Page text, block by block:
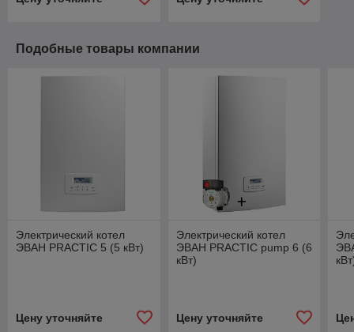
Подобные товары компании
Электрический котел
ЭВАН PRACTIC 5 (5 кВт)
Цену уточняйте
Электрический котел
ЭВАН PRACTIC pump 6 (6
кВт)
Цену уточняйте